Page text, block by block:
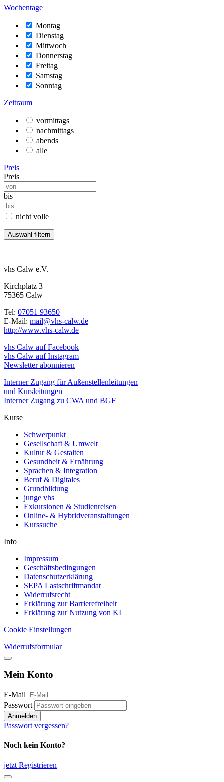
Wochentage
Montag
Dienstag
Mittwoch
Donnerstag
Freitag
Samstag
Sonntag
Zeitraum
vormittags
nachmittags
abends
alle
Preis
Preis
bis
nicht volle
vhs Calw e.V.
Kirchplatz 3
75365 Calw
Tel: 07051 93650
E-Mail: mail@vhs-calw.de
http://www.vhs-calw.de
vhs Calw auf Facebook
vhs Calw auf Instagram
Newsletter abonnieren
Interner Zugang für Außenstellenleitungen
und Kursleitungen
Interner Zugang zu CWA und BGF
Kurse
Schwerpunkt
Gesellschaft & Umwelt
Kultur & Gestalten
Gesundheit & Ernährung
Sprachen & Integration
Beruf & Digitales
Grundbildung
junge vhs
Exkursionen & Studienreisen
Online- & Hybridveranstaltungen
Kurssuche
Info
Impressum
Geschäftsbedingungen
Datenschutzerklärung
SEPA Lastschriftmandat
Widerrufsrecht
Erklärung zur Barrierefreiheit
Erklärung zur Nutzung von KI
Cookie Einstellungen
Widerrufsformular
Mein Konto
E-Mail
Passwort
Anmelden
Passwort vergessen?
Noch kein Konto?
jetzt Registrieren